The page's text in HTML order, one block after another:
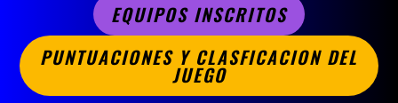
EQUIPOS INSCRITOS
PUNTUACIONES Y CLASFICACION DEL
JUEGO